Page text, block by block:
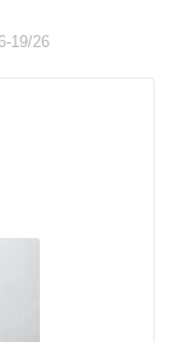
19/26